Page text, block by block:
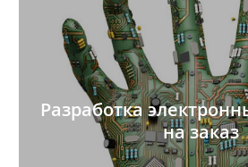
Разработка
на заказ